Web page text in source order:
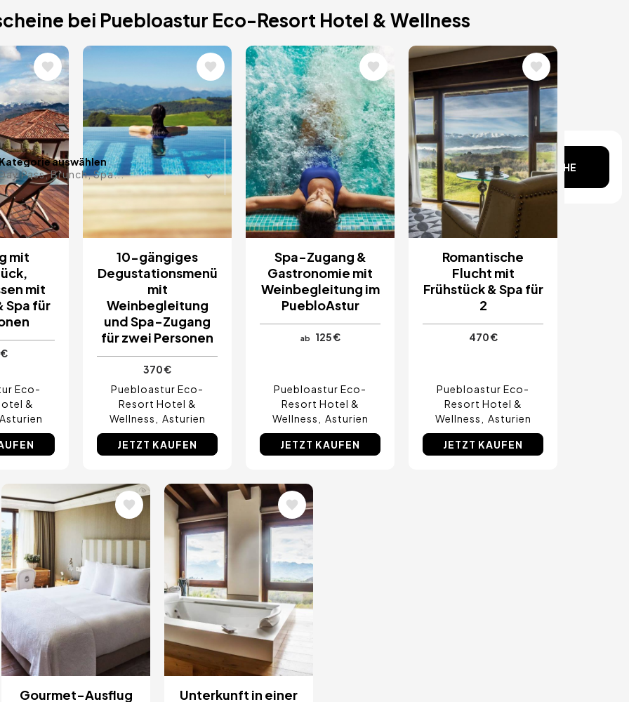
Wählen
, Spa- und
einer
auswählen
Pass, Brunch, Spa...
Datum im Kopf?
SUCHE
bei Puebloastur Eco-Resort Hotel & Wellness
mit
mit
Spa für
Eco-
&
Asturien
Bild
10-gängiges
Degustationsmenü
mit
Weinbegleitung
und Spa-Zugang
für zwei Personen
370 €
Puebloastur Eco-
Resort Hotel &
Wellness
Asturien
JETZT KAUFEN
Bild
Spa-Zugang &
Gastronomie mit
Weinbegleitung im
PuebloAstur
ab 125 €
Puebloastur Eco-
Resort Hotel &
Wellness
Asturien
JETZT KAUFEN
Bild
Romantische
Flucht mit
Frühstück & Spa für
2
470 €
Puebloastur Eco-
Resort Hotel &
Wellness
Asturien
JETZT KAUFEN
Bild
Gourmet-Ausflug
Bild
Unterkunft in einer